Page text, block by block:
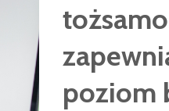
poziom